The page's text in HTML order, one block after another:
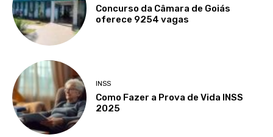
Concurso da Câmara de Goiás
oferece 9254 vagas
INSS
Como Fazer a Prova de Vida INSS
2025